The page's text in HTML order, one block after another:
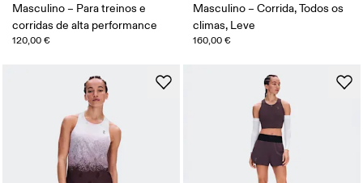
Masculino – Para treinos e
corridas de alta performance
120,00 €
Masculino – Corrida, Todos os
climas, Leve
160,00 €